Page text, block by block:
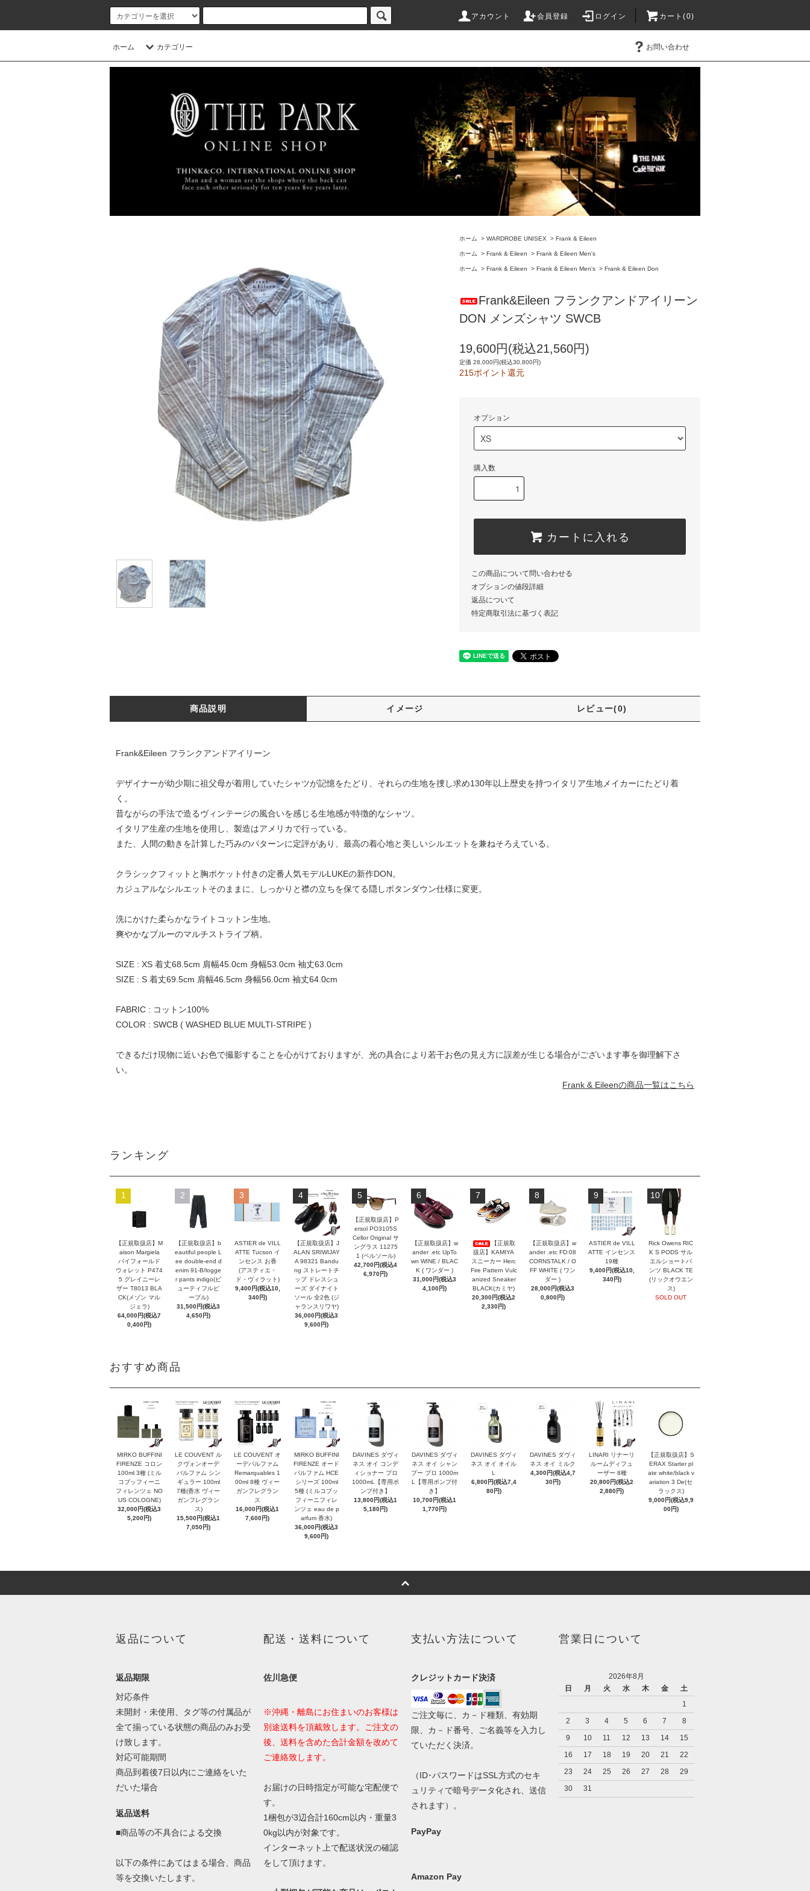
アカウント 会員登録 ログイン カート(0)
ホーム カテゴリー お問い合わせ
ホーム > WARDROBE UNISEX > Frank & Eileen
ホーム > Frank & Eileen > Frank & Eileen Men's
ホーム > Frank & Eileen > Frank & Eileen Men's > Frank & Eileen Don
Frank&Eileen フランクアンドアイリーン
DON メンズシャツ SWCB
19,600円(税込21,560円)
定価 28,000円(税込30,800円)
215ポイント還元
オプション
購入数
カートに入れる
この商品について問い合わせる
オプションの値段詳細
返品について
特定商取引法に基づく表記
商品説明 イメージ レビュー(0)
Frank&Eileen フランクアンドアイリーン
デザイナーが幼少期に祖父母が着用していたシャツが記憶をたどり、それらの生地を捜し求め130年以上歴史を持つイタリア生地メイカーにたどり着
く。
昔ながらの手法で造るヴィンテージの風合いを感じる生地感が特徴的なシャツ。
イタリア生産の生地を使用し、製造はアメリカで行っている。
また、人間の動きを計算した巧みのパターンに定評があり、最高の着心地と美しいシルエットを兼ねそろえている。
クラシックフィットと胸ポケット付きの定番人気モデルLUKEの新作DON。
カジュアルなシルエットそのままに、しっかりと襟の立ちを保てる隠しボタンダウン仕様に変更。
洗にかけた柔らかなライトコットン生地。
爽やかなブルーのマルチストライプ柄。
SIZE : XS 着丈68.5cm 肩幅45.0cm 身幅53.0cm 袖丈63.0cm
SIZE : S 着丈69.5cm 肩幅46.5cm 身幅56.0cm 袖丈64.0cm
FABRIC : コットン100%
COLOR : SWCB ( WASHED BLUE MULTI-STRIPE )
できるだけ現物に近いお色で撮影することを心がけておりますが、光の具合により若干お色の見え方に誤差が生じる場合がございます事を御理解下さ
い。
Frank & Eileenの商品一覧はこちら
ランキング
1
【正規取扱店】M
aison Margiela
バイフォールド
ウォレット P474
5 グレイニーレ
ザー T8013 BLA
CK(メゾン マル
ジェラ)
64,000円(税込7
0,400円)
2
【正規取扱店】b
eautiful people L
ee double-end d
enim 91-B/logge
r pants indigo(ビ
ューティフルピ
ープル)
31,500円(税込3
4,650円)
3
ASTIER de VILL
ATTE Tucson イ
ンセンス お香
(アスティエ・
ド・ヴィラット)
9,400円(税込10,
340円)
4
【正規取扱店】J
ALAN SRIWIJAY
A 98321 Bandu
ng ストレートチ
ップ ドレスシュ
ーズ ダイナイト
ソール 全2色 (ジ
ャランスリワヤ)
36,000円(税込3
9,600円)
5
【正規取扱店】P
ersol PO3105S
Cellor Original サ
ングラス 11275
1 (ペルソール)
42,700円(税込4
6,970円)
6
【正規取扱店】w
ander .etc UpTo
wn WINE / BLAC
K ( ワンダー )
31,000円(税込3
4,100円)
7
【正規取
扱店】KAMIYA
スニーカー Herc
Fire Pattern Vulc
anized Sneaker
BLACK(カミヤ)
20,300円(税込2
2,330円)
8
【正規取扱店】w
ander .etc FD:08
CORNSTALK / O
FF WHITE ( ワン
ダー )
28,000円(税込3
0,800円)
9
ASTIER de VILL
ATTE インセンス
19種
9,400円(税込10,
340円)
10
Rick Owens RIC
K S PODS サル
エルショートパ
ンツ BLACK TE
(リックオウエン
ス)
SOLD OUT
おすすめ商品
MIRKO BUFFINI
FIRENZE コロン
100ml 3種 (ミル
コブッフィーニ
フィレンツェ NO
US COLOGNE)
32,000円(税込3
5,200円)
LE COUVENT ル
クヴォンオーデ
パルファム シン
ギュラー 100ml
7種(香水 ヴィー
ガンフレグラン
ス)
15,500円(税込1
7,050円)
LE COUVENT オ
ーデパルファム
Remarquables 1
00ml 8種 ヴィー
ガンフレグラン
ス
16,000円(税込1
7,600円)
MIRKO BUFFINI
FIRENZE オード
パルファム HCE
シリーズ 100ml
5種 (ミルコブッ
フィーニフィレ
ンツェ eau de p
arfum 香水)
36,000円(税込3
9,600円)
DAVINES ダヴィ
ネス オイ コンデ
ィショナー プロ
1000mL【専用ポ
ンプ付き】
13,800円(税込1
5,180円)
DAVINES ダヴィ
ネス オイ シャン
プー プロ 1000m
L【専用ポンプ付
き】
10,700円(税込1
1,770円)
DAVINES ダヴィ
ネス オイ オイル
Ｌ
6,800円(税込7,4
80円)
DAVINES ダヴィ
ネス オイ ミルク
4,300円(税込4,7
30円)
LINARI リナーリ
ルームディフュ
ーザー 8種
20,800円(税込2
2,880円)
【正規取扱店】S
ERAX Starter pl
ate white/black v
ariation 3 De(セ
ラックス)
9,000円(税込9,9
00円)
返品について
返品期限
対応条件
未開封・未使用、タグ等の付属品が
全て揃っている状態の商品のみお受
け致します。
対応可能期間
商品到着後7日以内にご連絡をいた
だいた場合
返品送料
■商品等の不具合による交換
以下の条件にあてはまる場合、商品
等を交換いたします。
配送・送料について
佐川急便
※沖縄・離島にお住まいのお客様は
別途送料を頂戴致します。ご注文の
後、送料を含めた合計金額を改めて
ご連絡致します。
お届けの日時指定が可能な宅配便で
す。
1梱包が3辺合計160cm以内・重量3
0kg以内が対象です。
インターネット上で配送状況の確認
をして頂けます。
支払い方法について
クレジットカード決済
ご注文毎に、カ－ド種類、有効期
限、カ－ド番号、ご名義等を入力し
ていただく決済。
（ID･パスワードはSSL方式のセキ
ュリティで暗号データ化され、送信
されます）。
PayPay
Amazon Pay
営業日について
2026年8月
日
月 火 水 木 金
土
1
2
3 4 5 6 7
8
9
10 11 12 13 14
15
16
17 18 19 20 21
22
23
24 25 26 27 28
29
30
31